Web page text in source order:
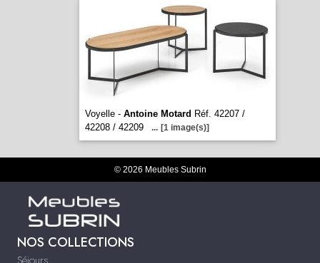
Voyelle - Antoine Motard Réf. 42207 /
42208 / 42209
... [1 image(s)]
© 2026 Meubles Subrin
NOS COLLECTIONS